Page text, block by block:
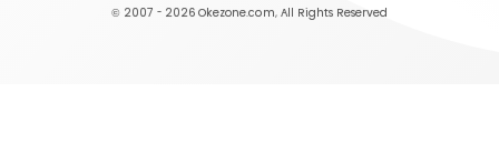
© 2007 - 2026 Okezone.com, All Rights Reserved